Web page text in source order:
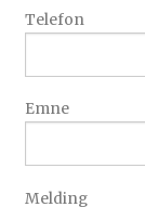
Telefon
Emne
Melding